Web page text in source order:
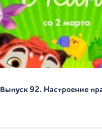
Выпуск 92. Настроение